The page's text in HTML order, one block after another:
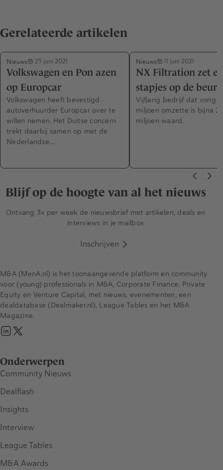
Gerelateerde artikelen
Nieuws 25 juni 2021
Volkswagen en Pon azen
op Europcar
Volkswagen heeft bevestigd
autoverhuurder Europcar over te
willen nemen. Het Duitse concern
trekt daarbij samen op met de
Nederlandse…
Nieuws 11 juni 2021
NX Filtration zet
stapjes op de beurs
Vijfjarig bedrijf dat vorig
miljoen omzette is bijna
miljoen waard.
Blijf op de hoogte van al het nieuws
Ontvang 3x per week de nieuwsbrief met artikelen, deals en
interviews in je mailbox
Inschrijven
Onderwerpen
Community Nieuws
Dealflash
Insights
Interview
League Tables
M&A Awards
M&A (MenA.nl) is het toonaangevende platform en community
voor (young) professionals in M&A, Corporate Finance, Private
Equity en Venture Capital, met nieuws, evenementen, een
dealdatabase (Dealmaker.nl), League Tables en het M&A
Magazine.